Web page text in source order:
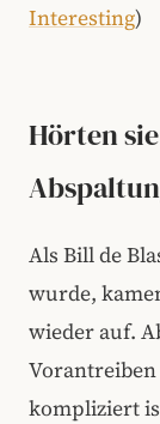
Interesting)
Hörten
Als Bill de
wurde,
wieder auf.
kompliziert